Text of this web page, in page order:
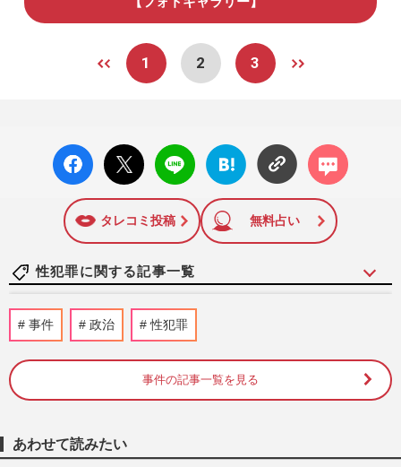
1 2 3
facebo
ok い
X ポス
ト
LINE
はてな
ブック
に追加
コメン
ト
タレコミ投稿 無料占い
性犯罪に関する記事一覧
NHK職員の性被害問題「受信料払ってい
るんだから…」出演者非公表の“逃げ腰姿
週刊女性PRIME 4時間前
X「飲酒のため記憶がない」言い訳が大炎
上、ピークに達した不信感と二次…
事件 政治 性犯罪
事件の記事一覧を見る
あわせて読みたい